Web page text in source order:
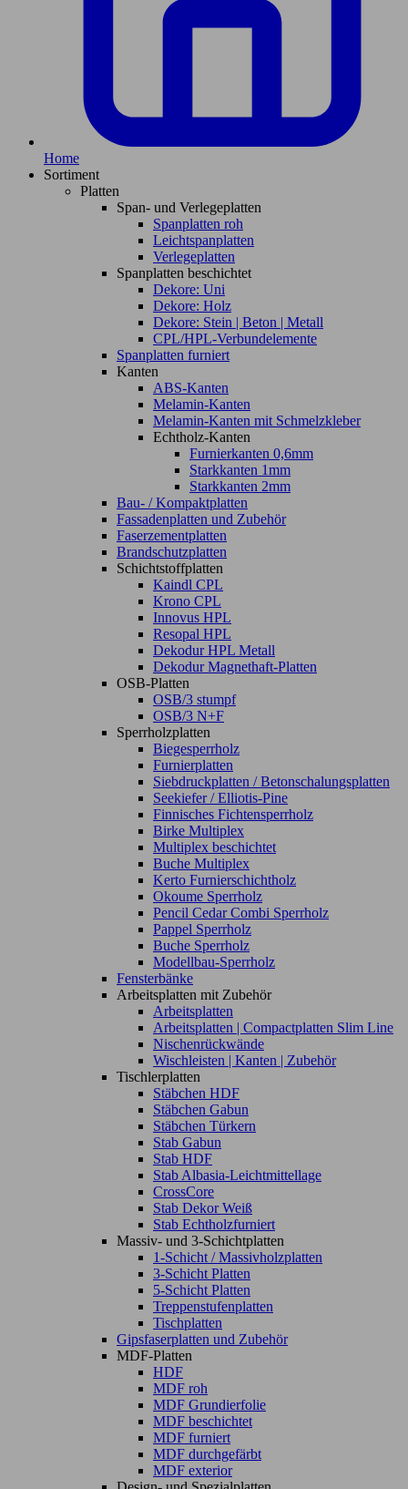
Home
Sortiment
Platten
Span- und Verlegeplatten
Spanplatten roh
Leichtspanplatten
Verlegeplatten
Spanplatten beschichtet
Dekore: Uni
Dekore: Holz
Dekore: Stein | Beton | Metall
CPL/HPL-Verbundelemente
Spanplatten furniert
Kanten
ABS-Kanten
Melamin-Kanten
Melamin-Kanten mit Schmelzkleber
Echtholz-Kanten
Furnierkanten 0,6mm
Starkkanten 1mm
Starkkanten 2mm
Bau- / Kompaktplatten
Fassadenplatten und Zubehör
Faserzementplatten
Brandschutzplatten
Schichtstoffplatten
Kaindl CPL
Krono CPL
Innovus HPL
Resopal HPL
Dekodur HPL Metall
Dekodur Magnethaft-Platten
OSB-Platten
OSB/3 stumpf
OSB/3 N+F
Sperrholzplatten
Biegesperrholz
Furnierplatten
Siebdruckplatten / Betonschalungsplatten
Seekiefer / Elliotis-Pine
Finnisches Fichtensperrholz
Birke Multiplex
Multiplex beschichtet
Buche Multiplex
Kerto Furnierschichtholz
Okoume Sperrholz
Pencil Cedar Combi Sperrholz
Pappel Sperrholz
Buche Sperrholz
Modellbau-Sperrholz
Fensterbänke
Arbeitsplatten mit Zubehör
Arbeitsplatten
Arbeitsplatten | Compactplatten Slim Line
Nischenrückwände
Wischleisten | Kanten | Zubehör
Tischlerplatten
Stäbchen HDF
Stäbchen Gabun
Stäbchen Türkern
Stab Gabun
Stab HDF
Stab Albasia-Leichtmittellage
CrossCore
Stab Dekor Weiß
Stab Echtholzfurniert
Massiv- und 3-Schichtplatten
1-Schicht / Massivholzplatten
3-Schicht Platten
5-Schicht Platten
Treppenstufenplatten
Tischplatten
Gipsfaserplatten und Zubehör
MDF-Platten
HDF
MDF roh
MDF Grundierfolie
MDF beschichtet
MDF furniert
MDF durchgefärbt
MDF exterior